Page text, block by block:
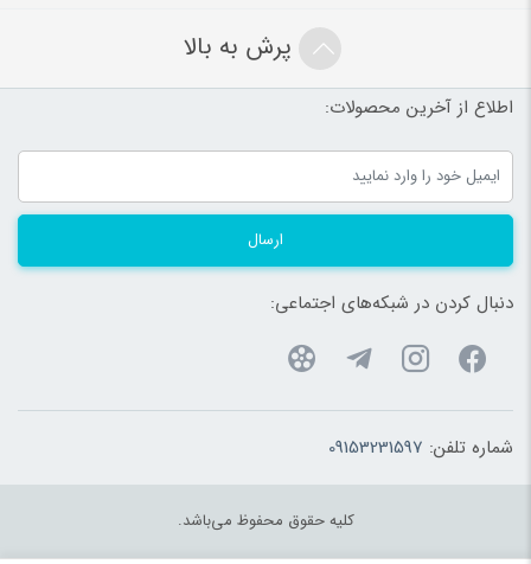
پرش به بالا
اطلاع از آخرین محصولات:
ارسال
دنبال کردن در شبکه‌های اجتماعی:
شماره تلفن: 09153231597
کلیه حقوق محفوظ می‌باشد.